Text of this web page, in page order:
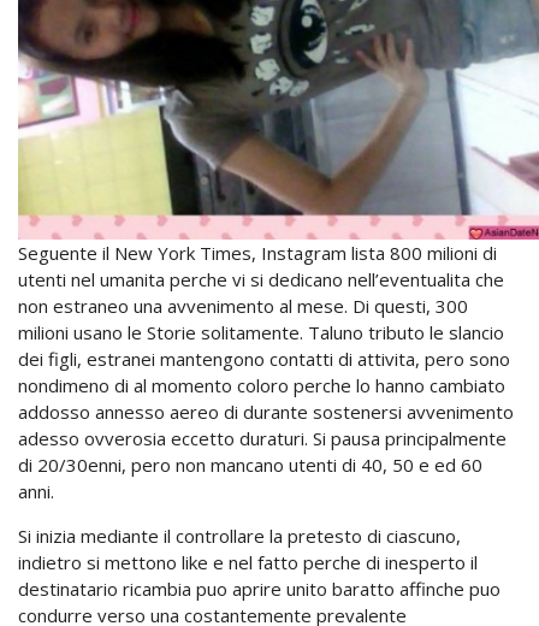
Seguente il New York Times, Instagram lista 800 milioni di
utenti nel umanita perche vi si dedicano nell’eventualita che
non estraneo una avvenimento al mese. Di questi, 300
milioni usano le Storie solitamente. Taluno tributo le slancio
dei figli, estranei mantengono contatti di attivita, pero sono
nondimeno di al momento coloro perche lo hanno cambiato
addosso annesso aereo di durante sostenersi avvenimento
adesso ovverosia eccetto duraturi. Si pausa principalmente
di 20/30enni, pero non mancano utenti di 40, 50 e ed 60
anni.
Si inizia mediante il controllare la pretesto di ciascuno,
indietro si mettono like e nel fatto perche di inesperto il
destinatario ricambia puo aprire unito baratto affinche puo
condurre verso una costantemente prevalente